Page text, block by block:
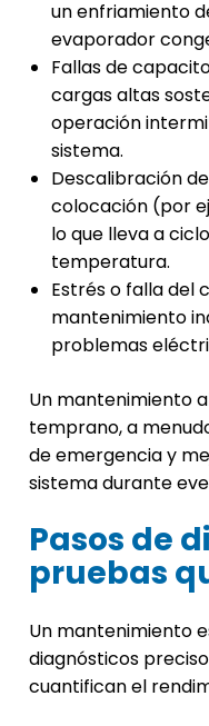
un enfriamiento
evaporador
Fallas de
cargas altas
operación
sistema.
Descalibración
colocación (por
lo que lleva a
temperatura.
Estrés o falla del
mantenimiento
problemas
Un mantenimiento
temprano, a
de emergencia y
sistema durante
Pasos de
pruebas
Un mantenimiento
diagnósticos
cuantifican el